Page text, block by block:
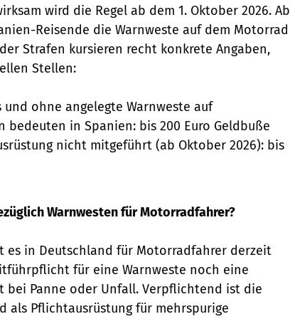
wird die Regel ab dem 1. Oktober 2026. Ab
Reisende die Warnweste auf dem Motorrad
Strafen kursieren recht konkrete Angaben,
Stellen:
ohne angelegte Warnweste auf
in Spanien: bis 200 Euro Geldbuße
nicht mitgeführt (ab Oktober 2026): bis
Warnwesten für Motorradfahrer?
es in Deutschland für Motorradfahrer derzeit
für eine Warnweste noch eine
bei Panne oder Unfall. Verpflichtend ist die
als Pflichtausrüstung für mehrspurige